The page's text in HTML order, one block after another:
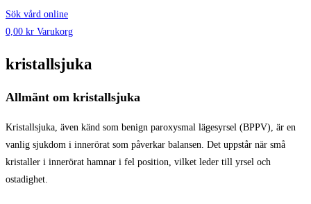
Sök vård online
0,00 kr Varukorg
kristallsjuka
Allmänt om kristallsjuka
Kristallsjuka, även känd som benign paroxysmal lägesyrsel (BPPV), är en
vanlig sjukdom i innerörat som påverkar balansen. Det uppstår när små
kristaller i innerörat hamnar i fel position, vilket leder till yrsel och
ostadighet.